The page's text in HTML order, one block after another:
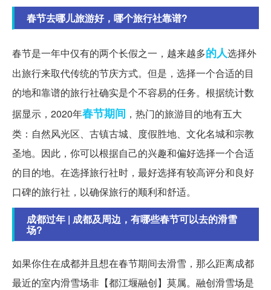
春节去哪儿旅游好，哪个旅行社靠谱?
春节是一年中仅有的两个长假之一，越来越多的人选择外
出旅行来取代传统的节庆方式。但是，选择一个合适的目
的地和靠谱的旅行社确实是个不容易的任务。根据统计数
据显示，2020年春节期间 ，热门的旅游目的地有五大
类：自然风光区、古镇古城、度假胜地、文化名城和宗教
圣地。因此，你可以根据自己的兴趣和偏好选择一个合适
的目的地。在选择旅行社时，最好选择有较高评分和良好
口碑的旅行社，以确保旅行的顺利和舒适。
成都过年 | 成都及周边，有哪些春节可以去的滑雪
场?
如果你住在成都并且想在春节期间去滑雪，那么距离成都
最近的室内滑雪场非【都江堰融创】莫属。融创滑雪场是